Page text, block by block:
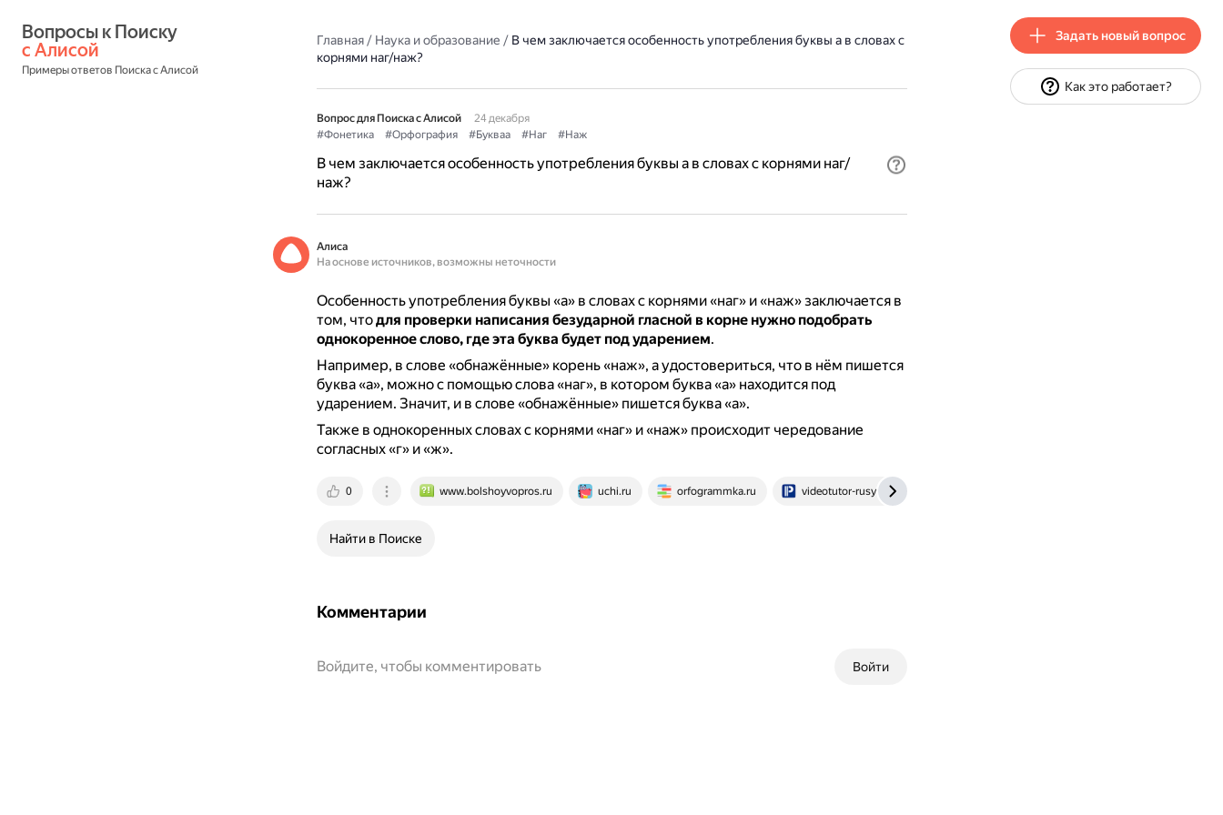
с Алисой
Примеры ответов Поиска с Алисой
Главная/ Наука и образование / В чем заключается особенность употребления буквы а в словах с
корнями наг/наж?
Вопрос для Поиска с Алисой
24 декабря
#Фонетика
#Орфография #Букваа #Наг #Наж
В чем заключается особенность употребления буквы а в словах с корнями наг/
наж?
Алиса
На основе источников, возможны неточности
Особенность употребления буквы «а» в словах с корнями «наг» и «наж» заключается в
том, чтодля проверки написания безударной гласной в корне нужно подобрать
однокоренное слово, где эта буква будет под ударением.
Например, в слове «обнажённые» корень «наж», а удостовериться, что в нём пишется
буква «а», можно с помощью слова «наг», в котором буква «а» находится под
ударением. Значит, и в слове «обнажённые» пишется буква «а».
Также в однокоренных словах с корнями «наг» и «наж» происходит чередование
согласных «г» и «ж».
0 www.bolshoyvopros.ru uchi.ru orfogrammka.ru videotutor-rusyaz.ru
Найти в Поиске
Комментарии
Войти
Войдите, чтобы комментировать
Задать новый вопрос
Как это работает?